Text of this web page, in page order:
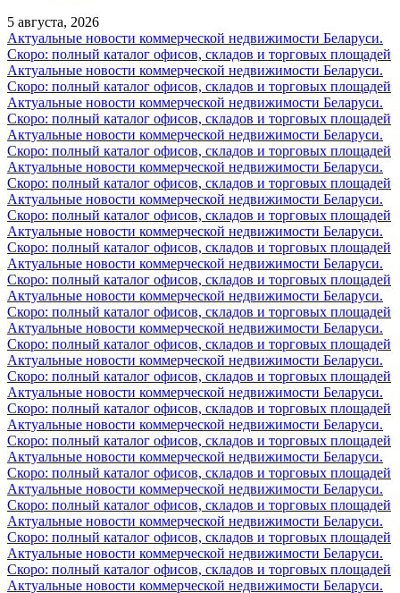
5 августа, 2026
Актуальные новости коммерческой недвижимости Беларуси.
Скоро: полный каталог офисов, складов и торговых площадей
Актуальные новости коммерческой недвижимости Беларуси.
Скоро: полный каталог офисов, складов и торговых площадей
Актуальные новости коммерческой недвижимости Беларуси.
Скоро: полный каталог офисов, складов и торговых площадей
Актуальные новости коммерческой недвижимости Беларуси.
Скоро: полный каталог офисов, складов и торговых площадей
Актуальные новости коммерческой недвижимости Беларуси.
Скоро: полный каталог офисов, складов и торговых площадей
Актуальные новости коммерческой недвижимости Беларуси.
Скоро: полный каталог офисов, складов и торговых площадей
Актуальные новости коммерческой недвижимости Беларуси.
Скоро: полный каталог офисов, складов и торговых площадей
Актуальные новости коммерческой недвижимости Беларуси.
Скоро: полный каталог офисов, складов и торговых площадей
Актуальные новости коммерческой недвижимости Беларуси.
Скоро: полный каталог офисов, складов и торговых площадей
Актуальные новости коммерческой недвижимости Беларуси.
Скоро: полный каталог офисов, складов и торговых площадей
Актуальные новости коммерческой недвижимости Беларуси.
Скоро: полный каталог офисов, складов и торговых площадей
Актуальные новости коммерческой недвижимости Беларуси.
Скоро: полный каталог офисов, складов и торговых площадей
Актуальные новости коммерческой недвижимости Беларуси.
Скоро: полный каталог офисов, складов и торговых площадей
Актуальные новости коммерческой недвижимости Беларуси.
Скоро: полный каталог офисов, складов и торговых площадей
Актуальные новости коммерческой недвижимости Беларуси.
Скоро: полный каталог офисов, складов и торговых площадей
Актуальные новости коммерческой недвижимости Беларуси.
Скоро: полный каталог офисов, складов и торговых площадей
Актуальные новости коммерческой недвижимости Беларуси.
Скоро: полный каталог офисов, складов и торговых площадей
Актуальные новости коммерческой недвижимости Беларуси.